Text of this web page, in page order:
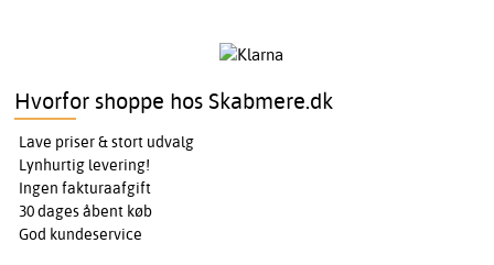
Hvorfor shoppe hos Skabmere.dk
Lave priser & stort udvalg
Lynhurtig levering!
Ingen fakturaafgift
30 dages åbent køb
God kundeservice